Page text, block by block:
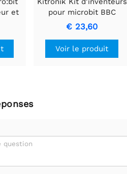
et
pour microbit BBC
€ 23,60
Voir le produit
question